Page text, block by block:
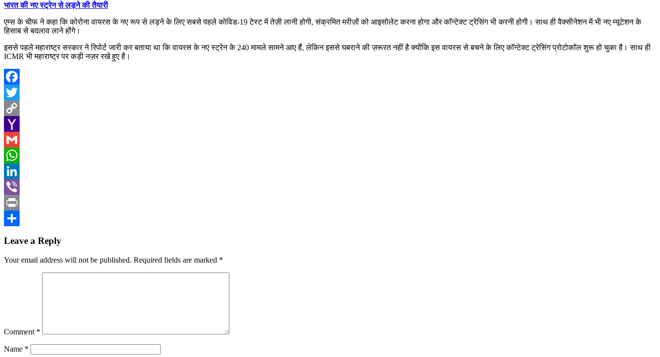
भारत की नए स्ट्रेन से लड़ने की तैयारी
एम्स के चीफ ने कहा कि कोरोना वायरस के नए रूप से लड़ने के लिए सबसे पहले कोविड-19 टेस्ट में तेज़ी लानी होगी, संक्रमित मरीज़ों को आइसोलेट करना होगा और कॉन्टेक्ट ट्रेसिंग भी करनी होगी। साथ ही वैक्सीनेशन में भी नए म्यूटेशन के
हिसाब से बदलाव लाने होंगे।
इससे पहले महाराष्ट्र सरकार ने रिपोर्ट जारी कर बताया था कि वायरस के नए स्ट्रेन के 240 मामले सामने आए हैं, लेकिन इससे घबराने की ज़रूरत नहीं है क्योंकि इस वायरस से बचने के लिए कॉन्टेक्ट ट्रेसिंग प्रोटोकॉल शुरू हो चुका है। साथ ही
ICMR भी महाराष्ट्र पर कड़ी नज़र रखे हुए है।
Facebook
Twitter
Copy
Link
Yahoo
Mail
Gmail
WhatsApp
LinkedIn
Viber
Print
Leave a Reply
Your email address will not be published. Required fields are marked *
Comment *
Name *